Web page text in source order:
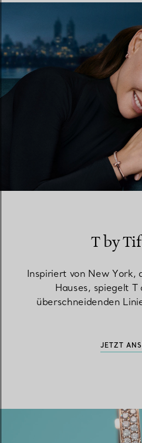
T by
Inspiriert von New York,
Hauses, spiegelt T
überschneidenden
JETZT